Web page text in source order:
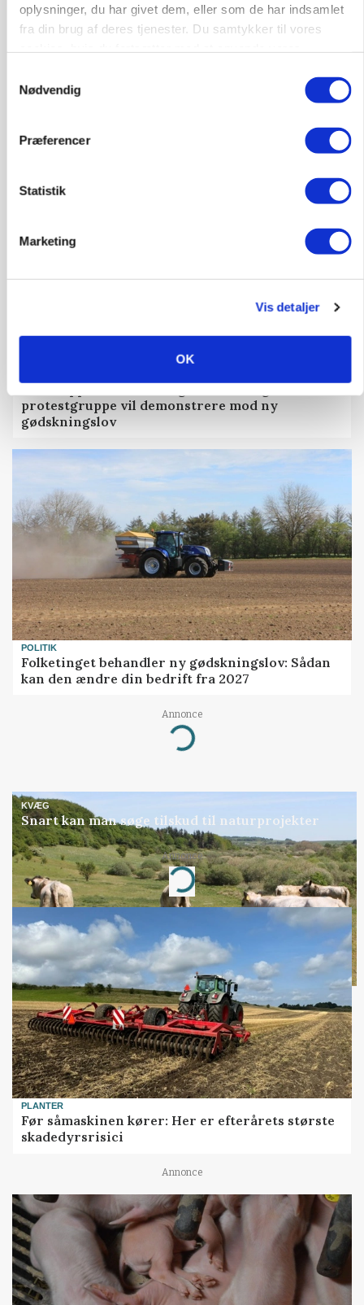
oplysninger, du har givet dem, eller som de har indsamlet
fra din brug af deres tjenester. Du samtykker til vores
Nødvendig
Præferencer
Statistik
Marketing
Vis detaljer
OK
Fra mark til mur: Byggeriet kan åbne nyt
marked for biokul
»Nu stopper I«: Landbrugsdebattør og
protestgruppe vil demonstrere mod ny
gødskningslov
POLITIK
Folketinget behandler ny gødskningslov: Sådan
kan den ændre din bedrift fra 2027
Annonce
Loading...
KVÆG
Snart kan man søge tilskud til naturprojekter
Annonce
Loading...
PLANTER
Før såmaskinen kører: Her er efterårets største
skadedyrsrisici
Annonce